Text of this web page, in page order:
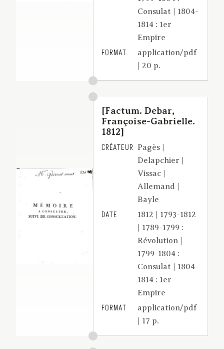
Consulat | 1804-
1814 : 1er
Empire
FORMAT
application/pdf
| 20 p.
[Factum. Debar,
Françoise-Gabrielle.
1812]
CRÉATEUR Pagès |
Delapchier |
Vissac |
Allemand |
Bayle
DATE
1812 | 1793-1812
| 1789-1799 :
Révolution |
1799-1804 :
Consulat | 1804-
1814 : 1er
Empire
FORMAT
application/pdf
| 17 p.